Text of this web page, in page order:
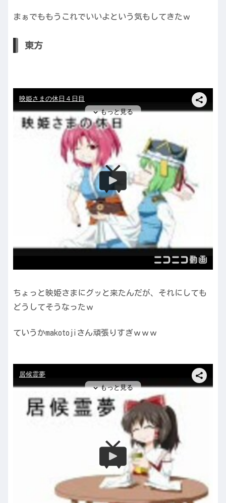
まぁでももうこれでいいよという気もしてきたｗ
東方
ちょっと映姫さまにグッと来たんだが、それにしても
どうしてそうなったｗ
ていうかmakotojiさん頑張りすぎｗｗｗ